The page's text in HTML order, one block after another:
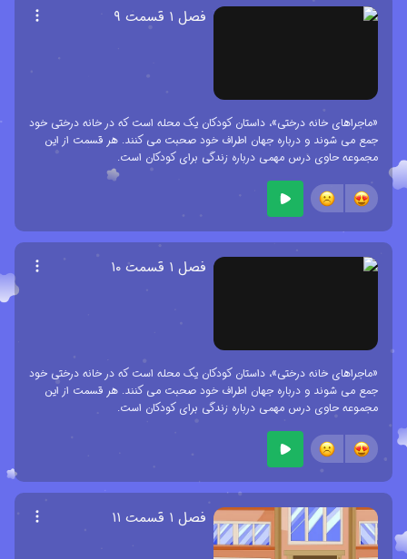
فصل ۱ قسمت ۹
«ماجراهای خانه درختی»، داستان کودکان یک محله است که در خانه درختی خود
جمع می شوند و درباره جهان اطراف خود صحبت می کنند. هر قسمت از این
مجموعه حاوی درس مهمی درباره زندگی برای کودکان است.
فصل ۱ قسمت ۱۰
«ماجراهای خانه درختی»، داستان کودکان یک محله است که در خانه درختی خود
جمع می شوند و درباره جهان اطراف خود صحبت می کنند. هر قسمت از این
مجموعه حاوی درس مهمی درباره زندگی برای کودکان است.
فصل ۱ قسمت ۱۱